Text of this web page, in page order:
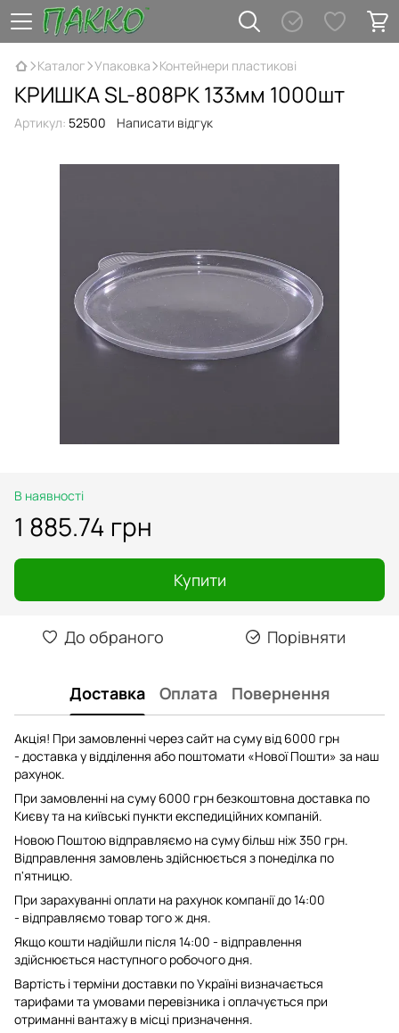
Каталог Упаковка Контейнери пластикові
КРИШКА SL-808РК 133мм 1000шт
Артикул: 52500 Написати відгук
В наявності
1 885.74 грн
Купити
До обраного Порівняти
Доставка Оплата Повернення
Акція! При замовленні через сайт на суму від 6000 грн
- доставка у відділення або поштомати «Нової Пошти» за наш
рахунок.
При замовленні на суму 6000 грн безкоштовна доставка по
Києву та на київські пункти експедиційних компаній.
Новою Поштою відправляємо на суму більш ніж 350 грн.
Відправлення замовлень здійснюється з понеділка по
п'ятницю.
При зарахуванні оплати на рахунок компанії до 14:00
- відправляємо товар того ж дня.
Якщо кошти надійшли після 14:00 - відправлення
здійснюється наступного робочого дня.
Вартість і терміни доставки по Україні визначається
тарифами та умовами перевізника і оплачується при
отриманні вантажу в місці призначення.